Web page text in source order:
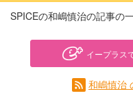
SPICEの和嶋慎治の記事の
イープラス
和嶋慎治